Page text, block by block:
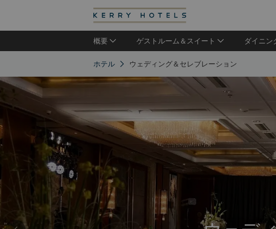
概要 ゲストルーム＆スイート ダイニン
ホテル ウェディング＆セレブレーション